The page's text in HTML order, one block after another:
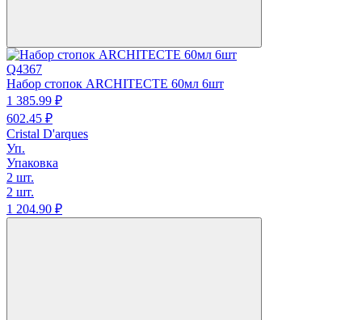
Q4367
Набор стопок ARCHITECTE 60мл 6шт
1 385.99 ₽
602.45 ₽
Cristal D'arques
Уп.
Упаковка
2 шт.
2 шт.
1 204.90 ₽